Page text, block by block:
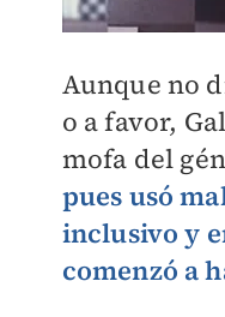
Aunque no
o a favor,
mofa del
pues usó
inclusivo y
comenzó a